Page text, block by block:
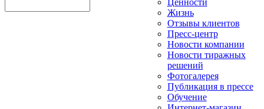
Жизнь
Отзывы клиентов
Пресс-центр
Новости компании
Новости тиражных
решений
Фотогалерея
Публикация в прессе
Обучение